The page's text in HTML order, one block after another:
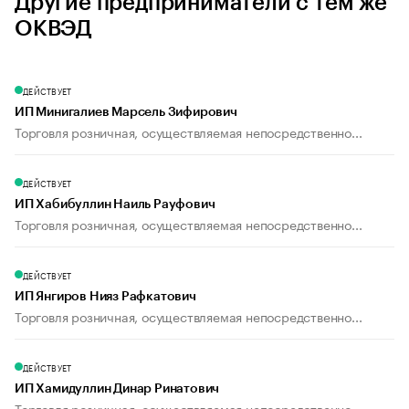
ОКВЭД
ДЕЙСТВУЕТ
ИП Минигалиев Марсель Зифирович
Торговля розничная, осуществляемая непосредственно...
ДЕЙСТВУЕТ
ИП Хабибуллин Наиль Рауфович
Торговля розничная, осуществляемая непосредственно...
ДЕЙСТВУЕТ
ИП Янгиров Нияз Рафкатович
Торговля розничная, осуществляемая непосредственно...
ДЕЙСТВУЕТ
ИП Хамидуллин Динар Ринатович